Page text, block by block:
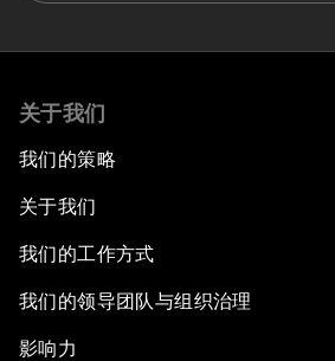
关于我们
我们的策略
关于我们
我们的工作方式
我们的领导团队与组织治理
影响力